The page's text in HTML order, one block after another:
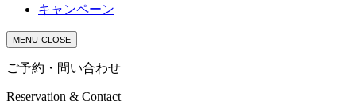
キャンペーン
MENU CLOSE
ご予約・問い合わせ
Reservation & Contact